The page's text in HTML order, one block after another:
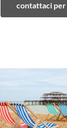
contattaci